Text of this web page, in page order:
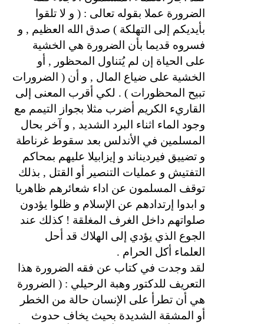
الضرورة عملا بقوله تعالى : ( و لا تلقوا
بأيديكم إلى التهلكة ) صدق الله العظيم , و
فسروه قديما بأن الضرورة هي الخشية
على الحياة إن لم يُتناول المحظور , أو
الخشية على ضياع المال , و أن ( الضرورات
تبيح المحظورات ) . لكي أقرب المعنى إلى
القاريء الكريم أضرب مثلا بجواز التيمم مع
وجود الماء اثناء البرد الشديد , و آخر بحال
المسلمين في الأندلس بعد سقوط غرناطة
و تضييق فيرديناند و إيزابيلا عليهم بمحاكم
التفتيش و عمليات التنصير أو القتل , بذلك
توقف المسلمون عن اداء شعائرهم ظاهريا
و ابدوا إرتدادهم عن الإسلام و ظلوا يؤدون
صلواتهم داخل الغرف المغلقة ! كذلك عند
الجوع الذي يؤدي إلى الهلاك قد أحل
العلماء أكل الحرام .
لقد وجدت في كتاب عن فقه الضرورة هذا
التعريف للدكتور وهبة الرحيلي : ( الضرورة
هي أن تطرأ على الإنسان حالة من الخطر
أو المشقة الشديدة بحيث يخاف حدوث